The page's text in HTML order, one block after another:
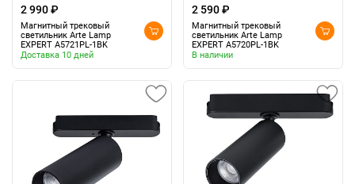
2 990 ₽
Магнитный трековый
светильник Arte Lamp
EXPERT A5721PL-1BK
Доставка 10 дней
2 590 ₽
Магнитный трековый
светильник Arte Lamp
EXPERT A5720PL-1BK
В наличии